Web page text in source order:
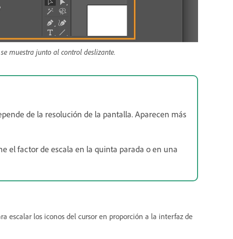
muestra junto al control deslizante.
de la resolución de la pantalla. Aparecen más
el factor de escala en la quinta parada o en una
escalar los iconos del cursor en proporción a la interfaz de